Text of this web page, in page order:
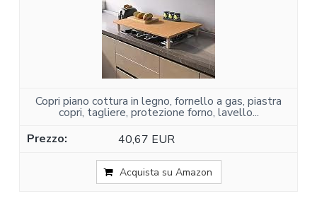
Copri piano cottura in legno, fornello a gas, piastra
copri, tagliere, protezione forno, lavello...
40,67 EUR
Acquista su Amazon